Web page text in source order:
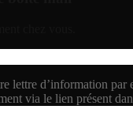
lettre d’information par
via le lien présent